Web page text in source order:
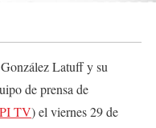
Latuff y su
de prensa de
TV) el viernes 29 de